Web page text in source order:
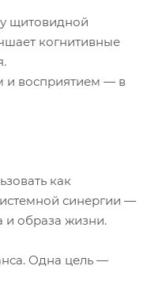
щитовидной
когнитивные
и восприятием — в
как
синергии —
и образа жизни.
Одна цель —